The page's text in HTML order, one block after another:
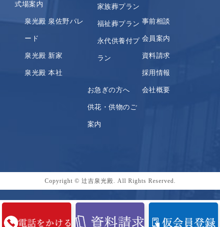
式場案内
泉光殿 泉佐野パレ
ード
泉光殿 新家
泉光殿 本社
家族葬プラン
福祉葬プラン
永代供養付プ
ラン
お急ぎの方へ
供花・供物のご
案内
事前相談
会員案内
資料請求
採用情報
会社概要
Copyright © 辻吉泉光殿. All Rights Reserved.